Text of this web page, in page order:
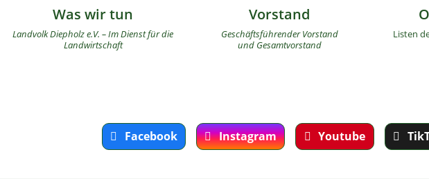
Was wir tun
Landvolk Diepholz e.V. – Im Dienst für die
Landwirtschaft
Vorstand
Geschäftsführender Vorstand
und Gesamtvorstand
Listen
Facebook Instagram Youtube